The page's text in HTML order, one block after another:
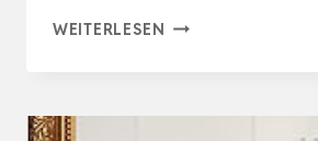
WEITERLESEN BILDERRAHMEN